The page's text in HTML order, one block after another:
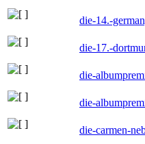
die-14.-
die-17.-
die-
die-
die-carmen-